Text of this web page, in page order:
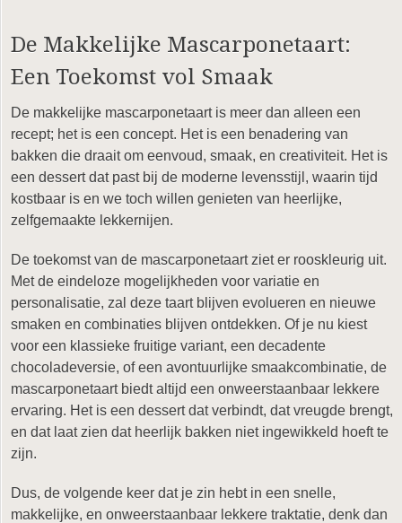
De Makkelijke Mascarponetaart:
Een Toekomst vol Smaak
De makkelijke mascarponetaart is meer dan alleen een
recept; het is een concept. Het is een benadering van
bakken die draait om eenvoud, smaak, en creativiteit. Het is
een dessert dat past bij de moderne levensstijl, waarin tijd
kostbaar is en we toch willen genieten van heerlijke,
zelfgemaakte lekkernijen.
De toekomst van de mascarponetaart ziet er rooskleurig uit.
Met de eindeloze mogelijkheden voor variatie en
personalisatie, zal deze taart blijven evolueren en nieuwe
smaken en combinaties blijven ontdekken. Of je nu kiest
voor een klassieke fruitige variant, een decadente
chocoladeversie, of een avontuurlijke smaakcombinatie, de
mascarponetaart biedt altijd een onweerstaanbaar lekkere
ervaring. Het is een dessert dat verbindt, dat vreugde brengt,
en dat laat zien dat heerlijk bakken niet ingewikkeld hoeft te
zijn.
Dus, de volgende keer dat je zin hebt in een snelle,
makkelijke, en onweerstaanbaar lekkere traktatie, denk dan